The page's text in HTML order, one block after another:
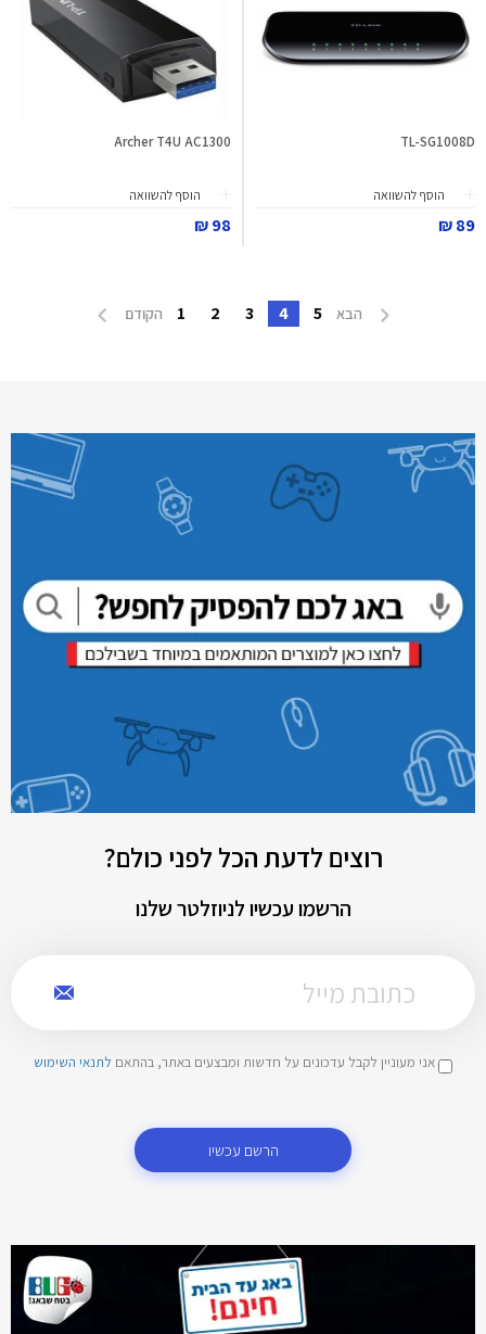
TL-SG1008D
הוסף להשוואה
89 ₪
Archer T4U AC1300
הוסף להשוואה
98 ₪
הבא 5
4
3
2
1 הקודם
רוצים לדעת הכל לפני כולם?
הרשמו עכשיו לניוזלטר שלנו
אני מעוניין לקבל עדכונים על חדשות ומבצעים באתר, בהתאם לתנאי השימוש
הרשם עכשיו